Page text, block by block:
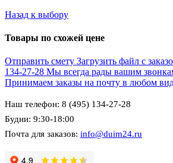
Назад к выбору
Товары по схожей цене
Отправить смету Загрузить файл с
134-27-28 Мы всегда рады вашим
Принимаем заказы на почту в любом
Наш телефон: 8 (495) 134-27-28
Будни: 9:30-18:00
Почта для заказов: info@duim24.ru